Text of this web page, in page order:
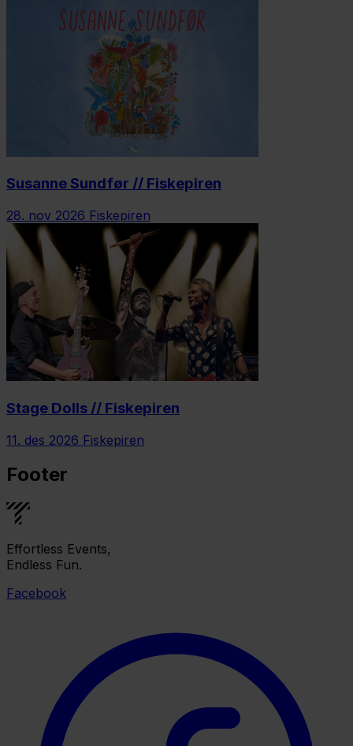
Susanne Sundfør // Fiskepiren
28. nov 2026 Fiskepiren
Stage Dolls // Fiskepiren
11. des 2026 Fiskepiren
Footer
Effortless Events,
Endless Fun.
Facebook